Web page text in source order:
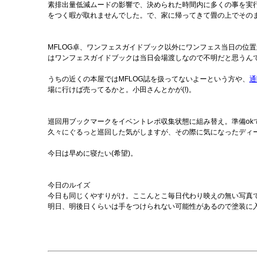
素排出量低減ムードの影響で、決められた時間内に多くの事を
をつく暇が取れませんでした。で、家に帰ってきて畳の上でその
MFLOG卓、ワンフェスガイドブック以外にワンフェス当日の位
はワンフェスガイドブックは当日会場渡しなので不明だと思う
うちの近くの本屋ではMFLOG誌を扱ってないよーという方や、
場に行けば売ってるかと。小田さんとかが(!)。
巡回用ブックマークをイベントレポ収集状態に組み替え。準備ok
久々にぐるっと巡回した気がしますが、その際に気になったデ
今日は早めに寝たい(希望)。
今日のルイズ
今日も同じくやすりがけ。ここんとこ毎日代わり映えの無い写真
明日、明後日くらいは手をつけられない可能性があるので塗装に